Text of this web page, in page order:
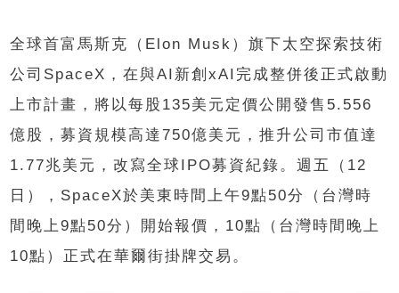
全球首富馬斯克（Elon Musk）旗下太空探索技術
公司SpaceX，在與AI新創xAI完成整併後正式啟動
上市計畫，將以每股135美元定價公開發售5.556
億股，募資規模高達750億美元，推升公司市值達
1.77兆美元，改寫全球IPO募資紀錄。週五（12
日），SpaceX於美東時間上午9點50分（台灣時
間晚上9點50分）開始報價，10點（台灣時間晚上
10點）正式在華爾街掛牌交易。